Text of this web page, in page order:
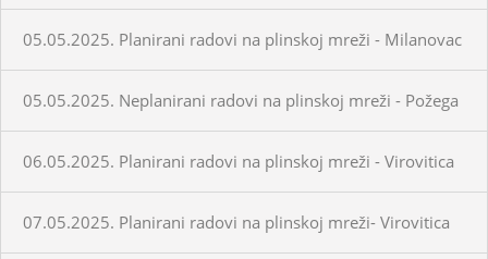
05.05.2025. Planirani radovi na plinskoj mreži - Milanovac
05.05.2025. Neplanirani radovi na plinskoj mreži - Požega
06.05.2025. Planirani radovi na plinskoj mreži - Virovitica
07.05.2025. Planirani radovi na plinskoj mreži- Virovitica